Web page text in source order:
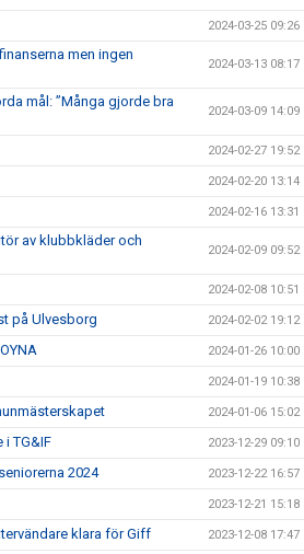
2024-03-25 09:26
men ingen
2024-03-13 08:17
mål: ”Många gjorde bra
2024-03-09 14:09
2024-02-27 19:52
2024-02-20 13:14
2024-02-16 13:31
av klubbkläder och
2024-02-09 09:52
2024-02-08 10:51
på Ulvesborg 2024-02-02 19:12
2024-01-26 10:00
2024-01-19 10:38
2024-01-06 15:02
i TG&IF 2023-12-29 09:10
2024 2023-12-22 16:57
2023-12-21 15:18
klara för Giff 2023-12-08 17:47